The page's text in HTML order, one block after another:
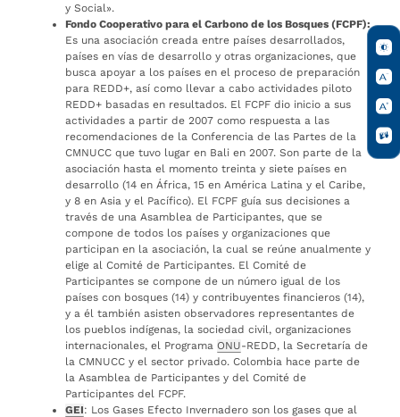
y Social».
Fondo Cooperativo para el Carbono de los Bosques (FCPF):
Es una asociación creada entre países desarrollados,
países en vías de desarrollo y otras organizaciones, que
busca apoyar a los países en el proceso de preparación
para REDD+, así como llevar a cabo actividades piloto
REDD+ basadas en resultados. El FCPF dio inicio a sus
actividades a partir de 2007 como respuesta a las
recomendaciones de la Conferencia de las Partes de la
CMNUCC que tuvo lugar en Bali en 2007. Son parte de la
asociación hasta el momento treinta y siete países en
desarrollo (14 en África, 15 en América Latina y el Caribe,
y 8 en Asia y el Pacífico). El FCPF guía sus decisiones a
través de una Asamblea de Participantes, que se
compone de todos los países y organizaciones que
participan en la asociación, la cual se reúne anualmente y
elige al Comité de Participantes. El Comité de
Participantes se compone de un número igual de los
países con bosques (14) y contribuyentes financieros (14),
y a él también asisten observadores representantes de
los pueblos indígenas, la sociedad civil, organizaciones
internacionales, el Programa ONU-REDD, la Secretaría de
la CMNUCC y el sector privado. Colombia hace parte de
la Asamblea de Participantes y del Comité de
Participantes del FCPF.
GEI: Los Gases Efecto Invernadero son los gases que al